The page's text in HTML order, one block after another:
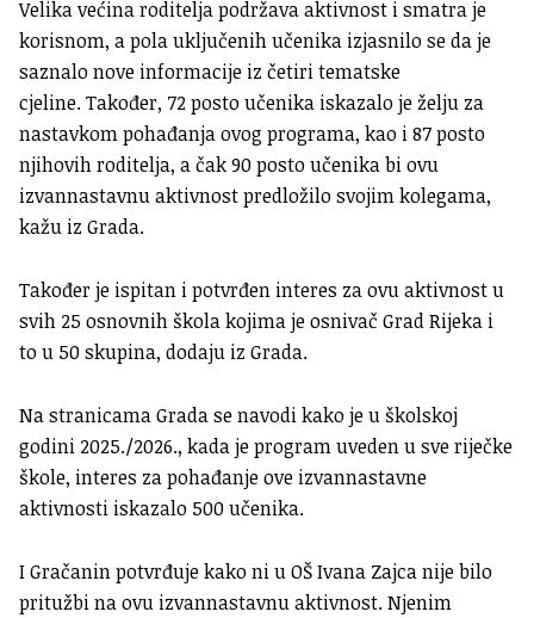
Velika većina roditelja podržava aktivnost i smatra je
korisnom, a pola uključenih učenika izjasnilo se da je
saznalo nove informacije iz četiri tematske
cjeline. Također, 72 posto učenika iskazalo je želju za
nastavkom pohađanja ovog programa, kao i 87 posto
njihovih roditelja, a čak 90 posto učenika bi ovu
izvannastavnu aktivnost predložilo svojim kolegama,
kažu iz Grada.
Također je ispitan i potvrđen interes za ovu aktivnost u
svih 25 osnovnih škola kojima je osnivač Grad Rijeka i
to u 50 skupina, dodaju iz Grada.
Na stranicama Grada se navodi kako je u školskoj
godini 2025./2026., kada je program uveden u sve riječke
škole, interes za pohađanje ove izvannastavne
aktivnosti iskazalo 500 učenika.
I Gračanin potvrđuje kako ni u OŠ Ivana Zajca nije bilo
pritužbi na ovu izvannastavnu aktivnost. Njenim